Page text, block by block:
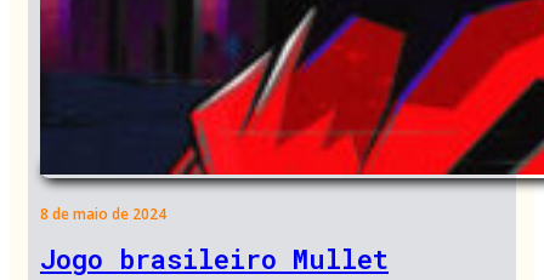
8 de maio de 2024
Jogo brasileiro Mullet